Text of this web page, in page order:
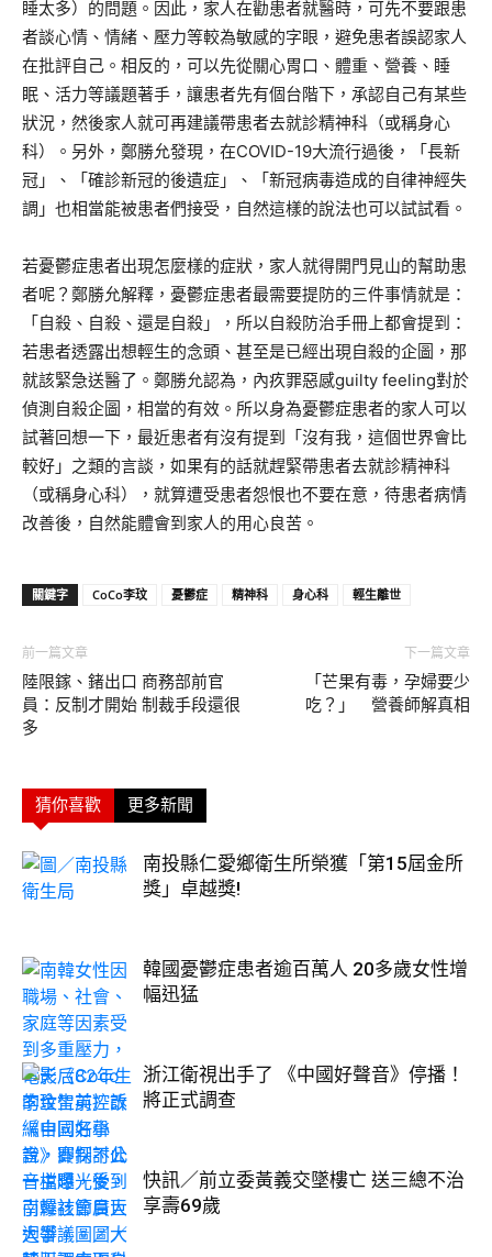
睡太多）的問題。因此，家人在勸患者就醫時，可先不要跟患
者談心情、情緒、壓力等較為敏感的字眼，避免患者誤認家人
在批評自己。相反的，可以先從關心胃口、體重、營養、睡
眠、活力等議題著手，讓患者先有個台階下，承認自己有某些
狀況，然後家人就可再建議帶患者去就診精神科（或稱身心
科）。另外，鄭勝允發現，在COVID-19大流行過後，「長新
冠」、「確診新冠的後遺症」、「新冠病毒造成的自律神經失
調」也相當能被患者們接受，自然這樣的說法也可以試試看。
若憂鬱症患者出現怎麼樣的症狀，家人就得開門見山的幫助患
者呢？鄭勝允解釋，憂鬱症患者最需要提防的三件事情就是：
「自殺、自殺、還是自殺」，所以自殺防治手冊上都會提到：
若患者透露出想輕生的念頭、甚至是已經出現自殺的企圖，那
就該緊急送醫了。鄭勝允認為，內疚罪惡感guilty feeling對於
偵測自殺企圖，相當的有效。所以身為憂鬱症患者的家人可以
試著回想一下，最近患者有沒有提到「沒有我，這個世界會比
較好」之類的言談，如果有的話就趕緊帶患者去就診精神科
（或稱身心科），就算遭受患者怨恨也不要在意，待患者病情
改善後，自然能體會到家人的用心良苦。
關鍵字 CoCo李玟 憂鬱症 精神科 身心科 輕生離世
前一篇文章
陸限鎵、鍺出口 商務部前官
員：反制才開始 制裁手段還很
多
下一篇文章
「芒果有毒，孕婦要少
吃？」 營養師解真相
猜你喜歡 更多新聞
南投縣仁愛鄉衛生所榮獲「第15屆金所
獎」卓越獎!
韓國憂鬱症患者逾百萬人 20多歲女性增
幅迅猛
浙江衛視出手了 《中國好聲音》停播！
將正式調查
快訊／前立委黃義交墜樓亡 送三總不治
享壽69歲